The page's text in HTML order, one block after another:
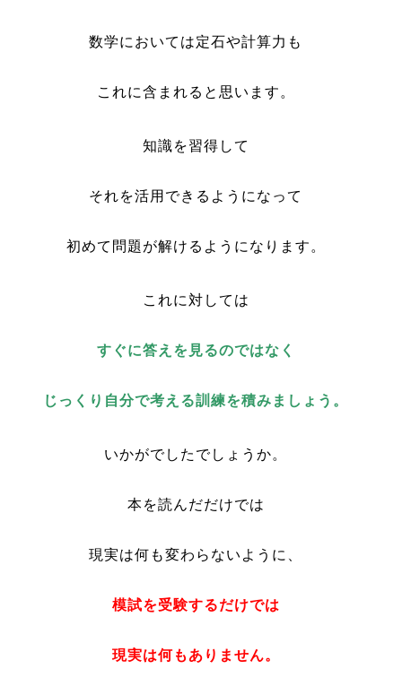
数学においては定石や計算力も
これに含まれると思います。
知識を習得して
それを活用できるようになって
初めて問題が解けるようになります。
これに対しては
すぐに答えを見るのではなく
じっくり自分で考える訓練を積みましょう。
いかがでしたでしょうか。
本を読んだだけでは
現実は何も変わらないように、
模試を受験するだけでは
現実は何もありません。